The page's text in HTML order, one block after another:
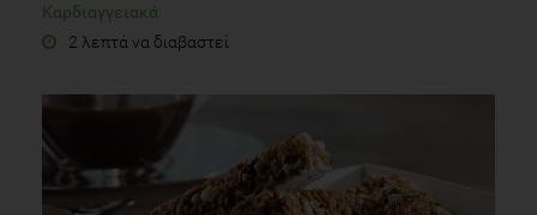
Καρδιαγγειακά
2 λεπτά να διαβαστεί